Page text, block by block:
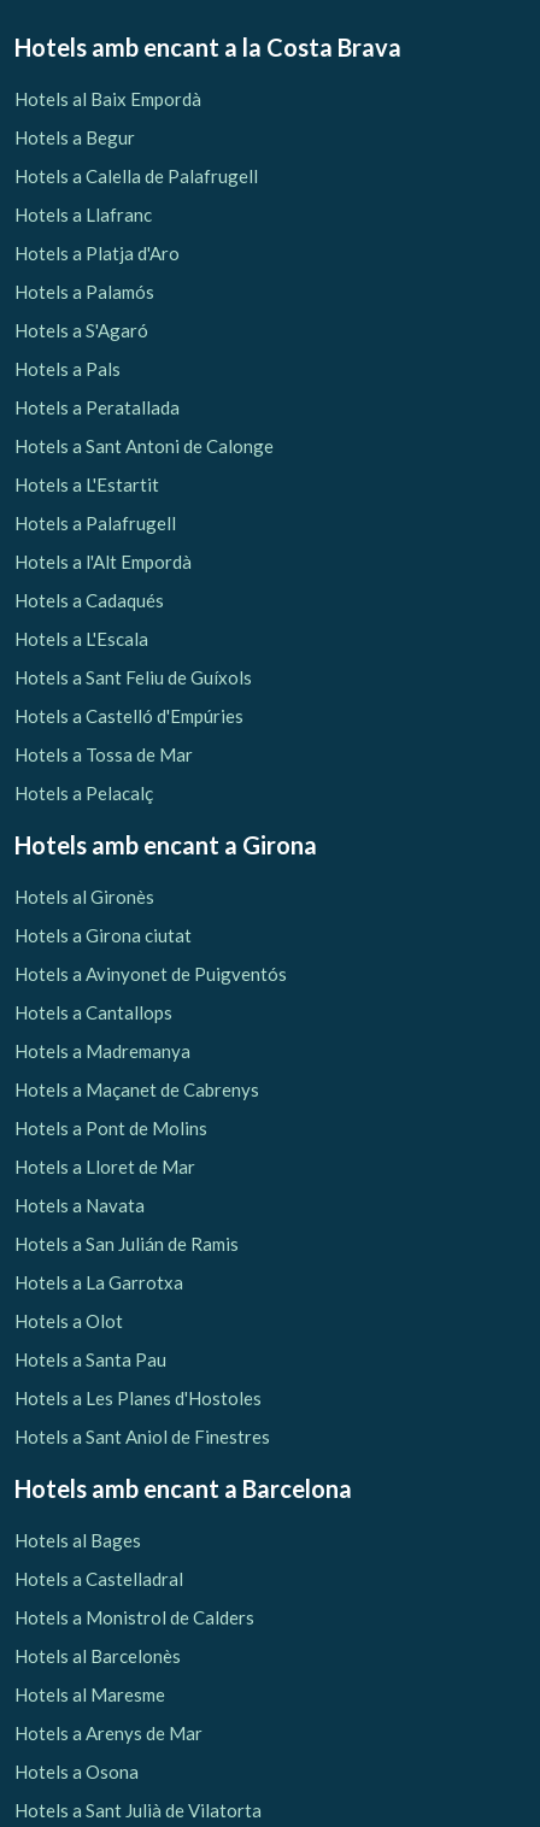
Hotels amb encant a la Costa Brava
Hotels al Baix Empordà
Hotels a Begur
Hotels a Calella de Palafrugell
Hotels a Llafranc
Hotels a Platja d'Aro
Hotels a Palamós
Hotels a S'Agaró
Hotels a Pals
Hotels a Peratallada
Hotels a Sant Antoni de Calonge
Hotels a L'Estartit
Hotels a Palafrugell
Hotels a l'Alt Empordà
Hotels a Cadaqués
Hotels a L'Escala
Hotels a Sant Feliu de Guíxols
Hotels a Castelló d'Empúries
Hotels a Tossa de Mar
Hotels a Pelacalç
Hotels amb encant a Girona
Hotels al Gironès
Hotels a Girona ciutat
Hotels a Avinyonet de Puigventós
Hotels a Cantallops
Hotels a Madremanya
Hotels a Maçanet de Cabrenys
Hotels a Pont de Molins
Hotels a Lloret de Mar
Hotels a Navata
Hotels a San Julián de Ramis
Hotels a La Garrotxa
Hotels a Olot
Hotels a Santa Pau
Hotels a Les Planes d'Hostoles
Hotels a Sant Aniol de Finestres
Hotels amb encant a Barcelona
Hotels al Bages
Hotels a Castelladral
Hotels a Monistrol de Calders
Hotels al Barcelonès
Hotels al Maresme
Hotels a Arenys de Mar
Hotels a Osona
Hotels a Sant Julià de Vilatorta